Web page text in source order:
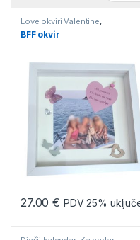
Love okviri Valentine,
PERSONALIZIRANI FOTO
POKLONI,
BFF okvir
27.00€ PDV 25%